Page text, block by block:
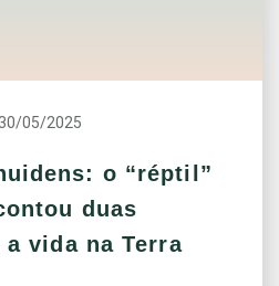
30/05/2025
o “réptil”
duas
vida na Terra